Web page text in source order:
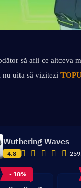
să afli ce altceva
nu uita să vizitezi
Wuthering Waves
4.8
- 18%